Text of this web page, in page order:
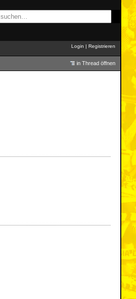
Login | Registrieren
in Thread öffnen